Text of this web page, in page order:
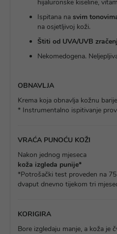
hijaluronske kiseline,
Ispitana na svim
na osjetljivoj koži.
Štiti od UVA/UVB
Nekomedogena.
OBNAVLJA
Krema koja obnavlja kožnu
* Instrumentalno ispitivanje
VRAĆA PUNOĆU KOŽI
Nakon jednog mjeseca
koža izgleda punije*
*Potrošački test proveden na
dvaput dnevno tijekom tri
KORIGIRA
Bore izgledaju manje, a koža je